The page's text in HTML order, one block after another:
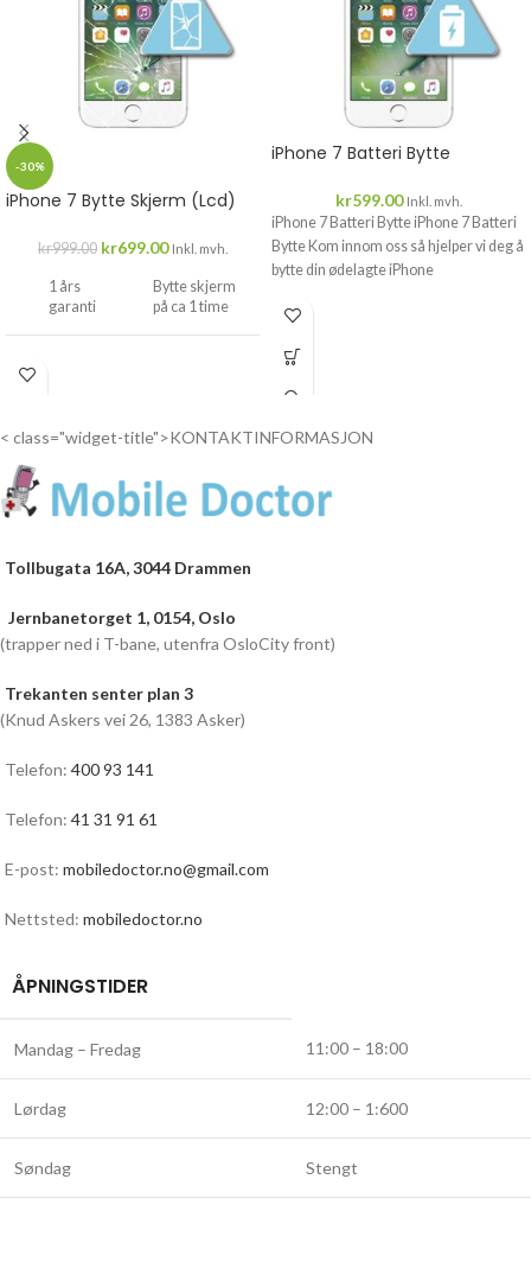
-30%
iPhone 7 Bytte Skjerm (Lcd)
kr999.00 kr699.00 Inkl. mvh.
1 års
garanti
Bytte skjerm
på ca 1 time
iPhone 7 Batteri Bytte
kr599.00 Inkl. mvh.
iPhone 7 Batteri Bytte iPhone 7 Batteri
Bytte Kom innom oss så hjelper vi deg å
bytte din ødelagte iPhone
< class="widget-title">KONTAKTINFORMASJON
Tollbugata 16A, 3044 Drammen
Jernbanetorget 1, 0154, Oslo
(trapper ned i T-bane, utenfra OsloCity front)
Trekanten senter plan 3
(Knud Askers vei 26, 1383 Asker)
Telefon: 400 93 141
Telefon: 41 31 91 61
E-post: mobiledoctor.no@gmail.com
Nettsted: mobiledoctor.no
ÅPNINGSTIDER
Mandag – Fredag 11:00 – 18:00
Lørdag 12:00 – 1:600
Søndag Stengt